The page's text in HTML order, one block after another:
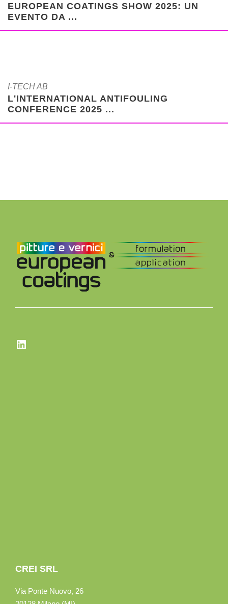
EUROPEAN COATINGS SHOW 2025: UN
EVENTO DA ...
I-TECH AB
L'INTERNATIONAL ANTIFOULING
CONFERENCE 2025 ...
LinkedIn
CREI SRL
Via Ponte Nuovo, 26